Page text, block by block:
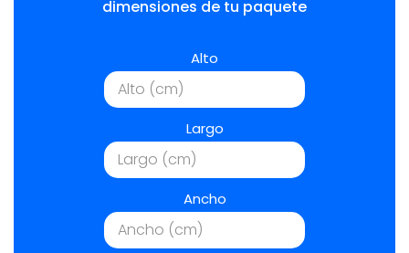
dimensiones de tu paquete
Alto
Largo
Ancho